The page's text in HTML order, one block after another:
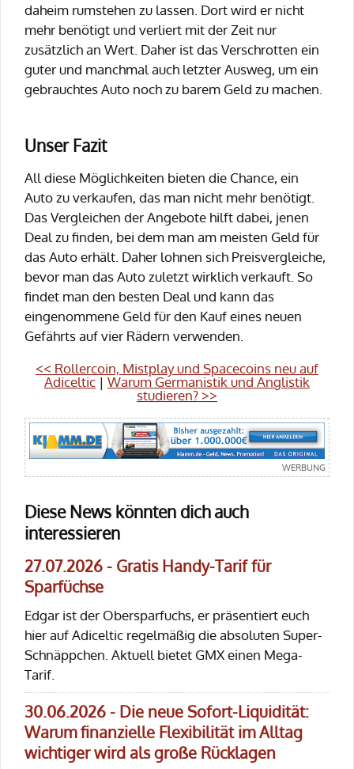
daheim rumstehen zu lassen. Dort wird er nicht
mehr benötigt und verliert mit der Zeit nur
zusätzlich an Wert. Daher ist das Verschrotten ein
guter und manchmal auch letzter Ausweg, um ein
gebrauchtes Auto noch zu barem Geld zu machen.
Unser Fazit
All diese Möglichkeiten bieten die Chance, ein
Auto zu verkaufen, das man nicht mehr benötigt.
Das Vergleichen der Angebote hilft dabei, jenen
Deal zu finden, bei dem man am meisten Geld für
das Auto erhält. Daher lohnen sich Preisvergleiche,
bevor man das Auto zuletzt wirklich verkauft. So
findet man den besten Deal und kann das
eingenommene Geld für den Kauf eines neuen
Gefährts auf vier Rädern verwenden.
<< Rollercoin, Mistplay und Spacecoins neu auf
Adiceltic | Warum Germanistik und Anglistik
studieren? >>
Diese News könnten dich auch
interessieren
27.07.2026 - Gratis Handy-Tarif für
Sparfüchse
Edgar ist der Obersparfuchs, er präsentiert euch
hier auf Adiceltic regelmäßig die absoluten Super-
Schnäppchen. Aktuell bietet GMX einen Mega-
Tarif.
30.06.2026 - Die neue Sofort-Liquidität:
Warum finanzielle Flexibilität im Alltag
wichtiger wird als große Rücklagen